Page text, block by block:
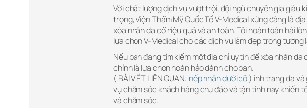
Với chất lượng dịch vụ vượt trội, đội ngũ chuyên gia giàu
trọng, Viện Thẩm Mỹ Quốc Tế V-Medical xứng đáng là
xóa nhăn da cổ hiệu quả và an toàn. Tôi hoàn toàn hài
lựa chọn V-Medical cho các dịch vụ làm đẹp trong tương
Nếu bạn đang tìm kiếm một địa chỉ uy tín để xóa nhăn da
chính là lựa chọn hoàn hảo dành cho bạn.
( BÀI VIẾT LIÊN QUAN: nếp nhăn dưới cổ) ình trạng da và
vụ chăm sóc khách hàng chu đáo và tận tình này khiến
và chăm sóc.